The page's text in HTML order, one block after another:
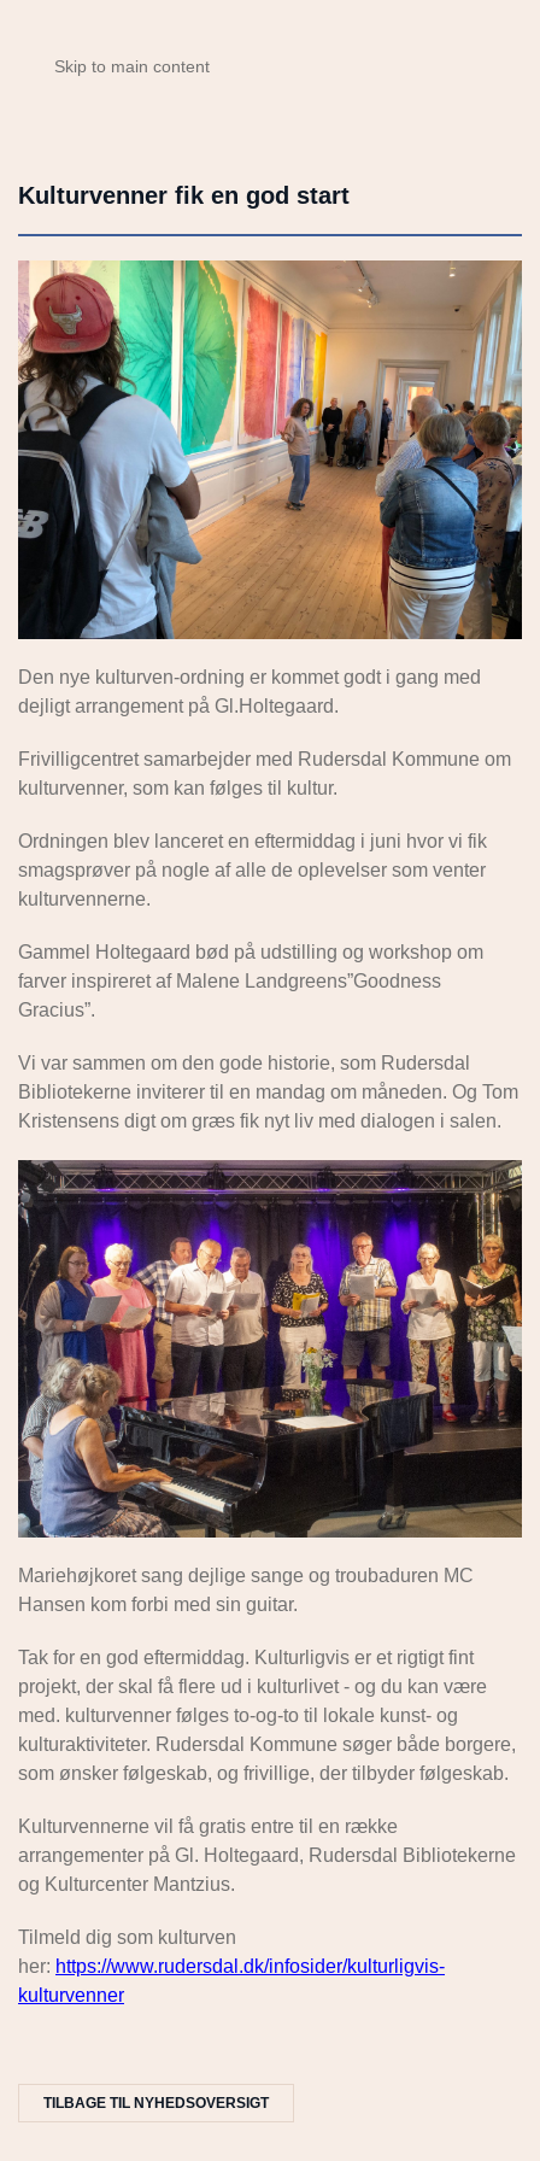
Skip to main content
Kulturvenner fik en god start
Den nye kulturven-ordning er kommet godt i gang med
dejligt arrangement på Gl.Holtegaard.
Frivilligcentret samarbejder med Rudersdal Kommune om
kulturvenner, som kan følges til kultur.
Ordningen blev lanceret en eftermiddag i juni hvor vi fik
smagsprøver på nogle af alle de oplevelser som venter
kulturvennerne.
Gammel Holtegaard bød på udstilling og workshop om
farver inspireret af Malene Landgreens”Goodness
Gracius”.
Vi var sammen om den gode historie, som Rudersdal
Bibliotekerne inviterer til en mandag om måneden. Og Tom
Kristensens digt om græs fik nyt liv med dialogen i salen.
Mariehøjkoret sang dejlige sange og troubaduren MC
Hansen kom forbi med sin guitar.
Tak for en god eftermiddag. Kulturligvis er et rigtigt fint
projekt, der skal få flere ud i kulturlivet - og du kan være
med. kulturvenner følges to-og-to til lokale kunst- og
kulturaktiviteter. Rudersdal Kommune søger både borgere,
som ønsker følgeskab, og frivillige, der tilbyder følgeskab.
Kulturvennerne vil få gratis entre til en række
arrangementer på Gl. Holtegaard, Rudersdal Bibliotekerne
og Kulturcenter Mantzius.
Tilmeld dig som kulturven
her: https://www.rudersdal.dk/infosider/kulturligvis-
kulturvenner
TILBAGE TIL NYHEDSOVERSIGT